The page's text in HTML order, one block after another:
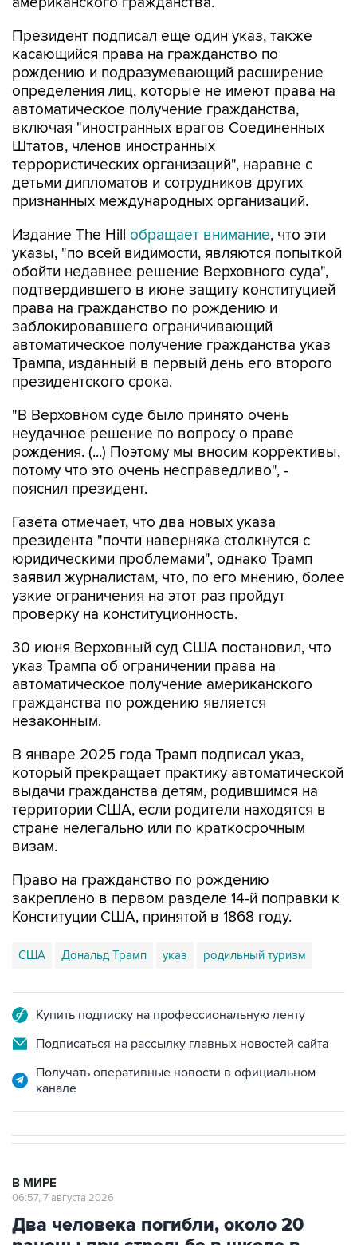
рождению и подразумевающий расширение
определения лиц, которые не имеют права на
автоматическое получение гражданства,
включая "иностранных врагов Соединенных
Штатов, членов иностранных
террористических организаций", наравне с
детьми дипломатов и сотрудников других
признанных международных организаций.
Издание The Hillобращает внимание, что эти
обойти недавнее решение Верховного суда",
подтвердившего в июне защиту конституцией
права на гражданство по рождению и
заблокировавшего ограничивающий
автоматическое получение гражданства указ
Трампа, изданный в первый день его второго
президентского срока.
"В Верховном суде было принято очень
рождения. (...) Поэтому мы вносим коррективы,
потому что это очень несправедливо", -
пояснил президент.
Газета отмечает, что два новых указа
юридическими проблемами", однако Трамп
заявил журналистам, что, по его мнению, более
узкие ограничения на этот раз пройдут
проверку на конституционность.
30 июня Верховный суд США постановил, что
автоматическое получение американского
гражданства по рождению является
незаконным.
В январе 2025 года Трамп подписал указ,
выдачи гражданства детям, родившимся на
территории США, если родители находятся в
стране нелегально или по краткосрочным
визам.
Право на гражданство по рождению
Конституции США, принятой в 1868 году.
США Дональд Трамп указ родильный туризм
Подписаться на рассылку главных новостей сайта
Получать оперативные новости в официальном
Два человека погибли, около 20
ранены при стрельбе в школе в
Таиланде